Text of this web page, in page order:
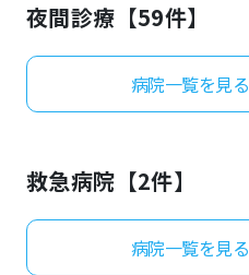
お知らせ
よくあるご質問
夜間診療【59件】
病院一覧を見る
救急病院【2件】
病院一覧を見る